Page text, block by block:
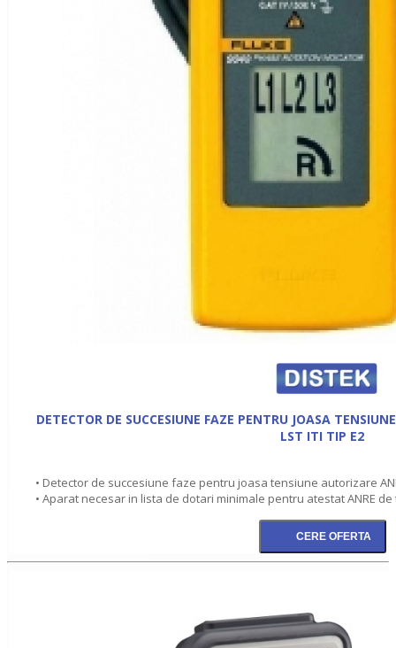
DETECTOR DE SUCCESIUNE FAZE PENTRU JOASA
LST ITI TIP E2
• Detector de succesiune faze pentru joasa tensiune autorizare
• Aparat necesar in lista de dotari minimale pentru atestat ANRE de